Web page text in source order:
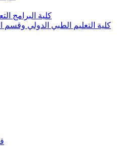
كلية البرامج
كلية التعليم الطبي الدولي وقسم